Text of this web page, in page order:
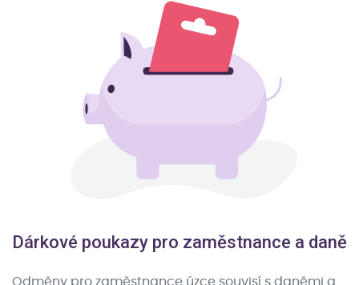
Dárkové poukazy pro zaměstnance a daně
Odměny pro zaměstnance úzce souvisí s daněmi a